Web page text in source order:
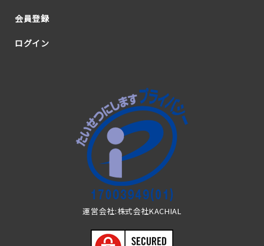
会員登録
ログイン
運営会社:株式会社KACHIAL